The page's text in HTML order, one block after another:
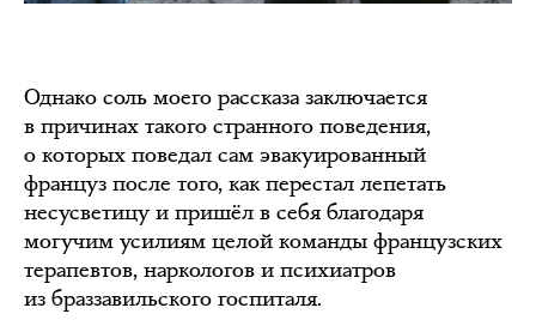
Однако соль моего рассказа заключается
в причинах такого странного поведения,
о которых поведал сам эвакуированный
француз после того, как перестал лепетать
несусветицу и пришёл в себя благодаря
могучим усилиям целой команды французских
терапевтов, наркологов и психиатров
из браззавильского госпиталя.